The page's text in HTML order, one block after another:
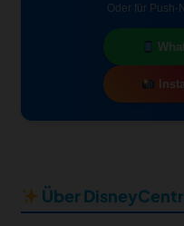
Oder für Push-
Über